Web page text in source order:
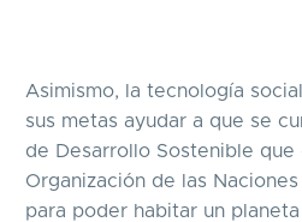
Asimismo, la tecnología
sus metas ayudar a que se
de Desarrollo Sostenible que
Organización de las
para poder habitar un